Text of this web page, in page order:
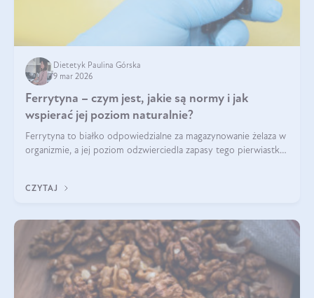
Dietetyk Paulina Górska
9 mar 2026
Ferrytyna – czym jest, jakie są normy i jak
wspierać jej poziom naturalnie?
Ferrytyna to białko odpowiedzialne za magazynowanie żelaza w
organizmie, a jej poziom odzwierciedla zapasy tego pierwiastka.
funkcjonowanie (
CZYTAJ